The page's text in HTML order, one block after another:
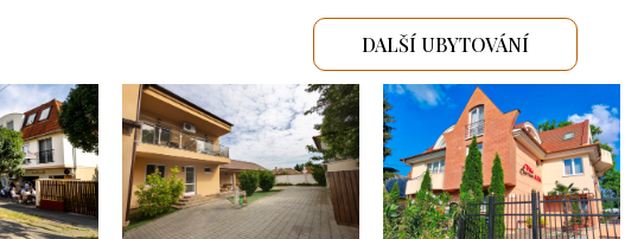
DALŠÍ UBYTOVÁNÍ